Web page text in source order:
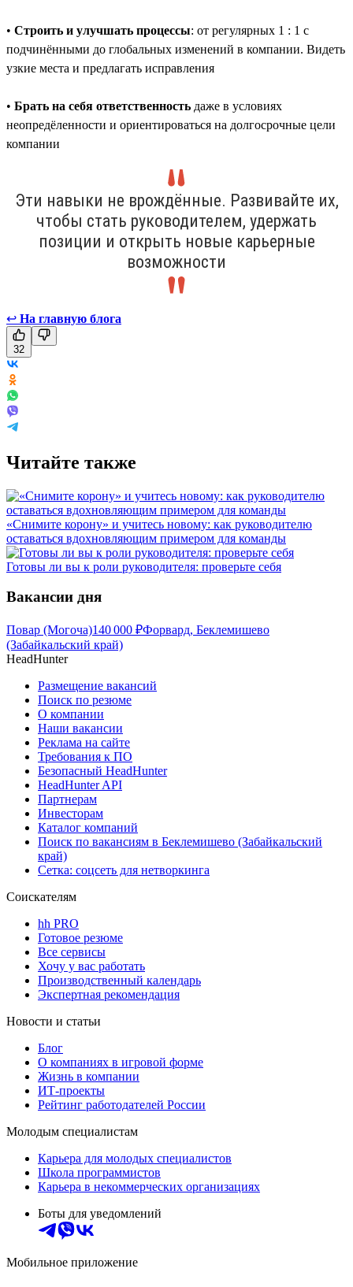
• Строить и улучшать процессы: от регулярных 1 : 1 с
подчинёнными до глобальных изменений в компании. Видеть
узкие места и предлагать исправления
• Брать на себя ответственность даже в условиях
неопредёленности и ориентироваться на долгосрочные цели
компании
Эти навыки не врождённые. Развивайте их,
чтобы стать руководителем, удержать
позиции и открыть новые карьерные
возможности
↩ На главную блога
32
Читайте также
«Снимите корону» и учитесь новому: как руководителю
оставаться вдохновляющим примером для команды
Готовы ли вы к роли руководителя: проверьте себя
Вакансии дня
Повар (Могоча)140 000 ₽Форвард, Беклемишево
(Забайкальский край)
HeadHunter
Размещение вакансий
Поиск по резюме
О компании
Наши вакансии
Реклама на сайте
Требования к ПО
Безопасный HeadHunter
HeadHunter API
Партнерам
Инвесторам
Каталог компаний
Поиск по вакансиям в Беклемишево (Забайкальский
край)
Сетка: соцсеть для нетворкинга
Соискателям
hh PRO
Готовое резюме
Все сервисы
Хочу у вас работать
Производственный календарь
Экспертная рекомендация
Новости и статьи
Блог
О компаниях в игровой форме
Жизнь в компании
ИТ-проекты
Рейтинг работодателей России
Молодым специалистам
Карьера для молодых специалистов
Школа программистов
Карьера в некоммерческих организациях
Боты для уведомлений
Мобильное приложение